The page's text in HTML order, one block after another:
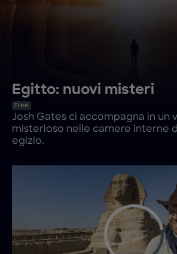
Egitto: nuovi misteri
Free
Josh Gates ci accompagna in un
misterioso nelle camere interne
egizio.